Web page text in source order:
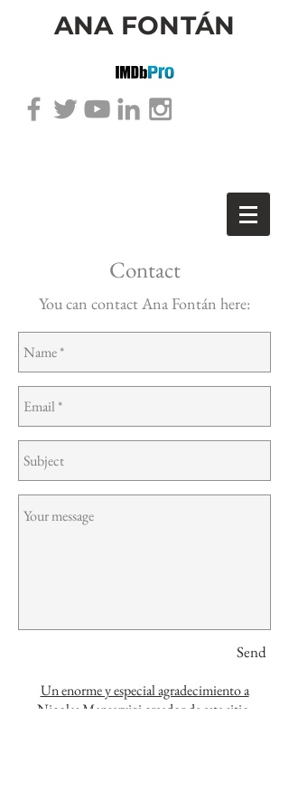
ANA FONTÁN
Contact
You can contact Ana Fontán here:
Send
Un enorme y especial agradecimiento a
Nicolas Manservigi creador de este sitio.